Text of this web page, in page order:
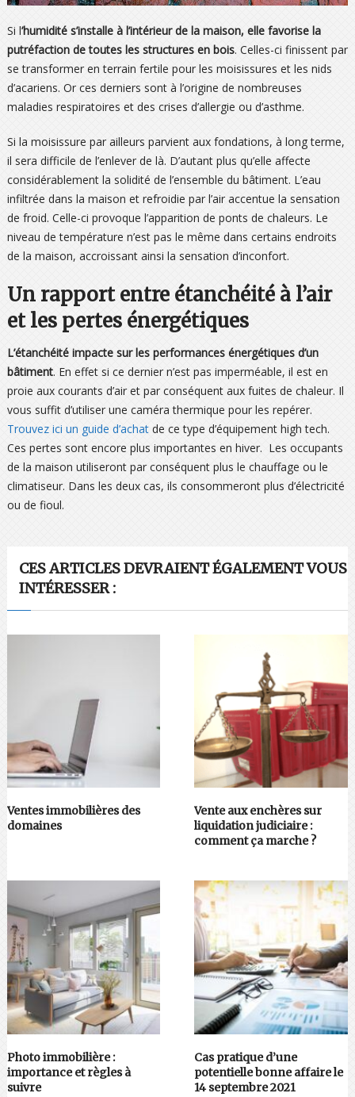
Si l’humidité s’installe à l’intérieur de la maison, elle favorise la
putréfaction de toutes les structures en bois. Celles-ci finissent par
se transformer en terrain fertile pour les moisissures et les nids
d’acariens. Or ces derniers sont à l’origine de nombreuses
maladies respiratoires et des crises d’allergie ou d’asthme.
Si la moisissure par ailleurs parvient aux fondations, à long terme,
il sera difficile de l’enlever de là. D’autant plus qu’elle affecte
considérablement la solidité de l’ensemble du bâtiment. L’eau
infiltrée dans la maison et refroidie par l’air accentue la sensation
de froid. Celle-ci provoque l’apparition de ponts de chaleurs. Le
niveau de température n’est pas le même dans certains endroits
de la maison, accroissant ainsi la sensation d’inconfort.
Un rapport entre étanchéité à l’air
et les pertes énergétiques
L’étanchéité impacte sur les performances énergétiques d’un
bâtiment. En effet si ce dernier n’est pas imperméable, il est en
proie aux courants d’air et par conséquent aux fuites de chaleur. Il
vous suffit d’utiliser une caméra thermique pour les repérer.
Trouvez ici un guide d’achatde ce type d’équipement high tech.
Ces pertes sont encore plus importantes en hiver. Les occupants
de la maison utiliseront par conséquent plus le chauffage ou le
climatiseur. Dans les deux cas, ils consommeront plus d’électricité
ou de fioul.
CES ARTICLES DEVRAIENT ÉGALEMENT VOUS
INTÉRESSER :
Ventes immobilières des
domaines
Vente aux enchères sur
liquidation judiciaire :
comment ça marche ?
Photo immobilière :
importance et règles à
suivre
Cas pratique d’une
potentielle bonne affaire le
14 septembre 2021